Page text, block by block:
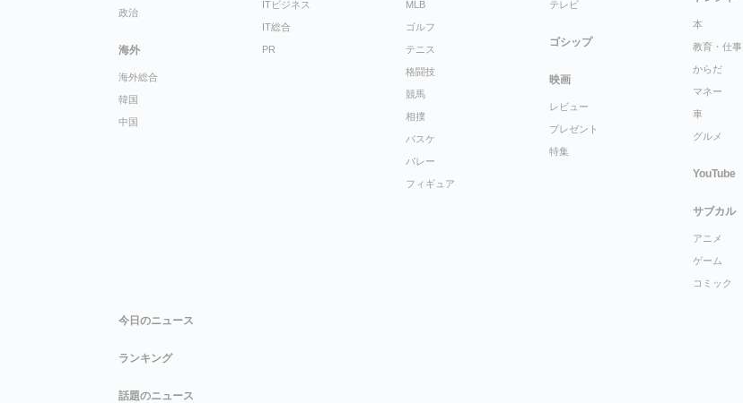
政治
海外
海外総合
韓国
中国
ITビジネス
IT総合
PR
MLB
ゴルフ
テニス
格闘技
競馬
相撲
バスケ
バレー
フィギュア
テレビ
ゴシップ
映画
レビュー
プレゼント
特集
本
教育・仕事
からだ
マネー
車
グルメ
YouTube
サブカル
アニメ
ゲーム
コミック
今日のニュース
ランキング
話題のニュース